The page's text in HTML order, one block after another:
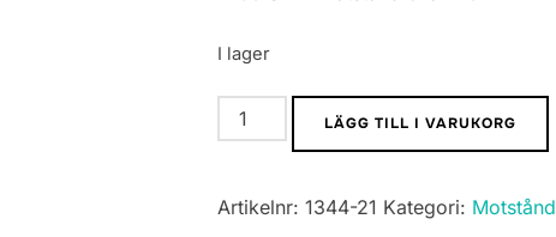
I lager
1206
SMD
5%
LÄGG TILL I VARUKORG
Artikelnr: 1344-21 Kategori: Motstånd